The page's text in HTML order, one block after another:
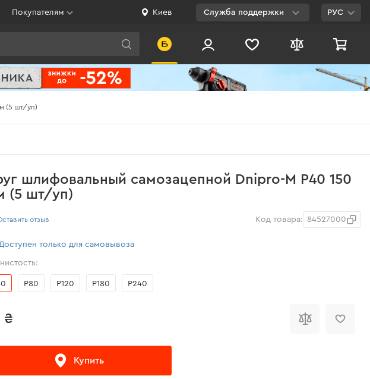
Покупателям Киев Служба поддержки
0 800 200 500
Бесплатно по
РУС
(5 шт/уп)
шлифовальный самозацепной Dnipro-M Р40 150
(5 шт/уп)
отзыв Код товара: 84527000
Доступен только для самовывоза
Р80 Р120 Р180 Р240
₴
Купить